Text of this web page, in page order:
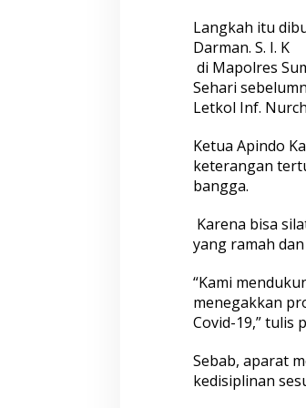
D
u
k
u
g
e
n
e
k
a
P
r
o
k
s
C
Langkah itu
Darman. S. I. K
di Mapolres
Sehari
Letkol Inf.
Ketua Apindo
keterangan
bangga.
Karena bisa
yang ramah
“Kami
menegakkan
Covid-19,” tulis
Sebab, aparat
kedisiplinan